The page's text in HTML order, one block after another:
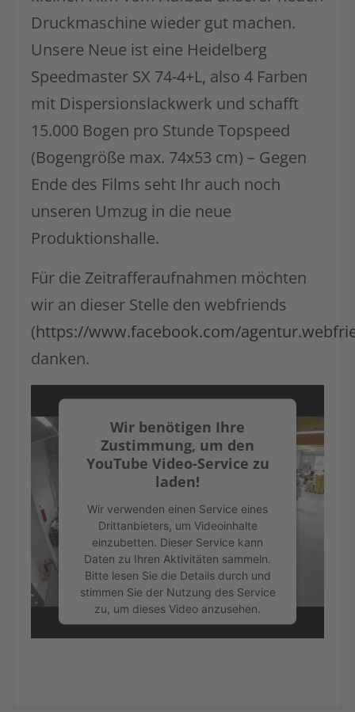
Druckmaschine wieder gut machen.
Unsere Neue ist eine Heidelberg
Speedmaster SX 74-4+L, also 4 Farben
mit Dispersionslackwerk und schafft
15.000 Bogen pro Stunde Topspeed
(Bogengröße max. 74x53 cm) – Gegen
Ende des Films seht Ihr auch noch
unseren Umzug in die neue
Produktionshalle.
Für die Zeitrafferaufnahmen möchten
wir an dieser Stelle den webfriends
(https://www.facebook.com/
danken.
Wir benötigen Ihre
Zustimmung, um den
YouTube Video-Service zu
laden!
Wir verwenden einen Service eines
Drittanbieters, um Videoinhalte
einzubetten. Dieser Service kann
Daten zu Ihren Aktivitäten sammeln.
Bitte lesen Sie die Details durch und
stimmen Sie der Nutzung des Service
zu, um dieses Video anzusehen.